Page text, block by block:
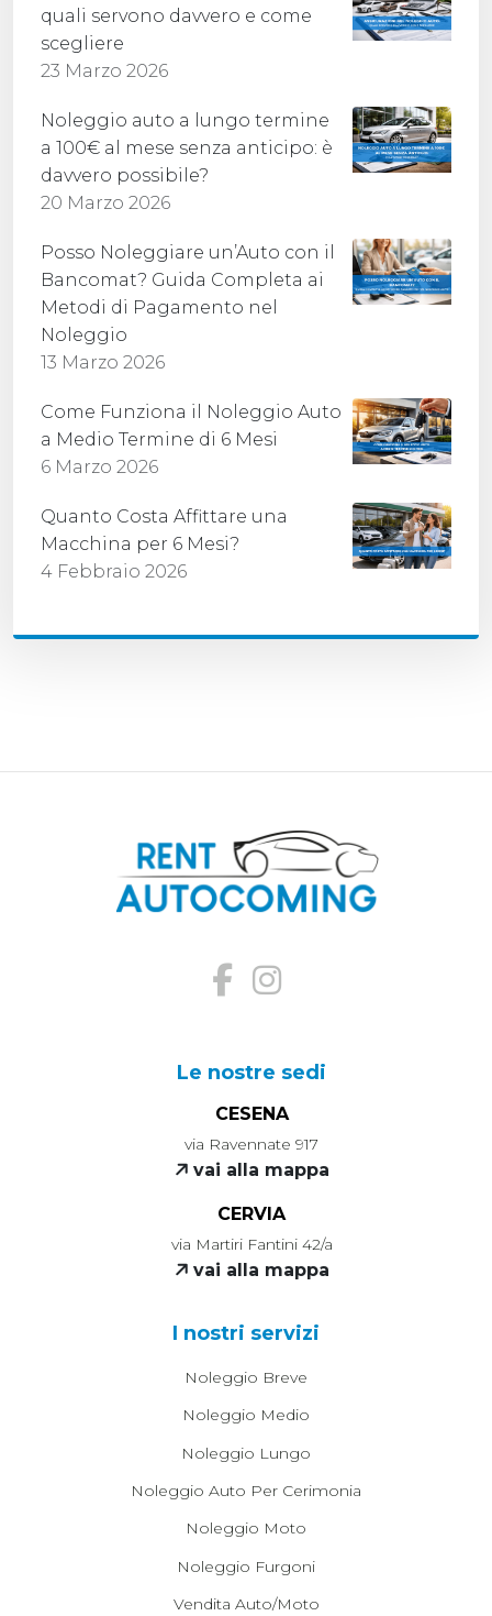
quali servono davvero e come
scegliere
23 Marzo 2026
Noleggio auto a lungo termine
a 100€ al mese senza anticipo: è
davvero possibile?
20 Marzo 2026
Posso Noleggiare un’Auto con il
Bancomat? Guida Completa ai
Metodi di Pagamento nel
Noleggio
13 Marzo 2026
Come Funziona il Noleggio Auto
a Medio Termine di 6 Mesi
6 Marzo 2026
Quanto Costa Affittare una
Macchina per 6 Mesi?
4 Febbraio 2026
Le nostre sedi
CESENA
via Ravennate 917
vai alla mappa
CERVIA
via Martiri Fantini 42/a
vai alla mappa
I nostri servizi
Noleggio Breve
Noleggio Medio
Noleggio Lungo
Noleggio Auto Per Cerimonia
Noleggio Moto
Noleggio Furgoni
Vendita Auto/moto